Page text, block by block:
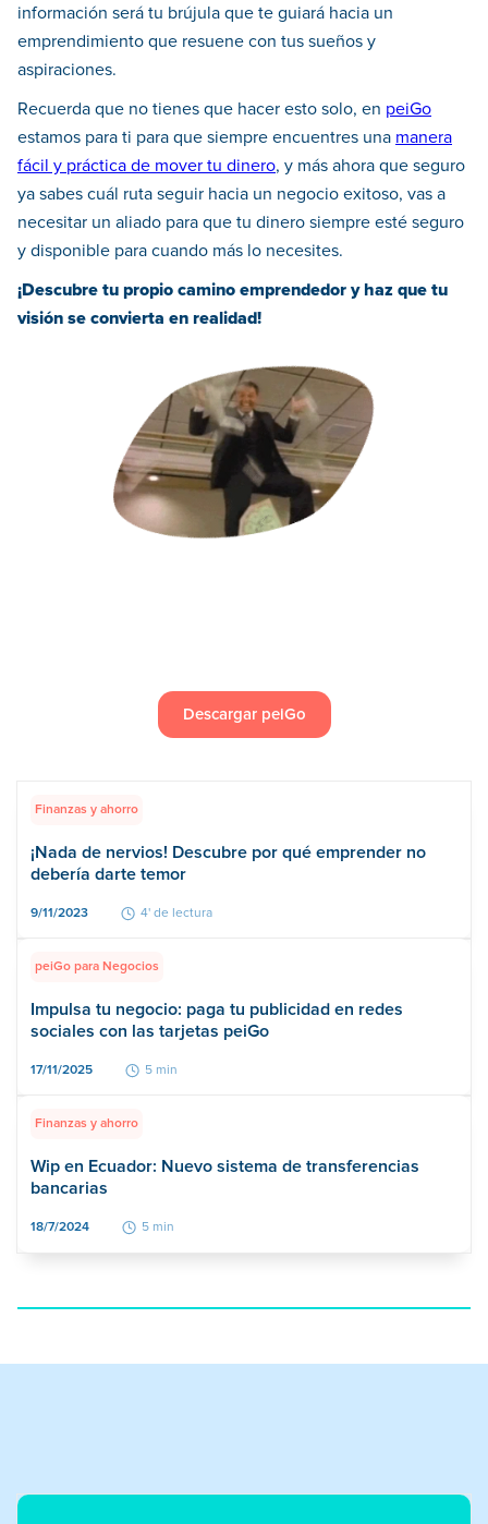
información será tu brújula que te guiará hacia un
emprendimiento que resuene con tus sueños y
aspiraciones.
Recuerda que no tienes que hacer esto solo, en peiGo
estamos para ti para que siempre encuentres una manera
fácil y práctica de mover tu dinero, y más ahora que seguro
ya sabes cuál ruta seguir hacia un negocio exitoso, vas a
necesitar un aliado para que tu dinero siempre esté seguro
y disponible para cuando más lo necesites.
¡Descubre tu propio camino emprendedor y haz que tu
visión se convierta en realidad!
Descargar peiGo
Finanzas y ahorro
¡Nada de nervios! Descubre por qué emprender no
debería darte temor
9/11/2023 4' de lectura
peiGo para Negocios
Impulsa tu negocio: paga tu publicidad en redes
sociales con las tarjetas peiGo
17/11/2025 5 min
Finanzas y ahorro
Wip en Ecuador: Nuevo sistema de transferencias
bancarias
18/7/2024 5 min